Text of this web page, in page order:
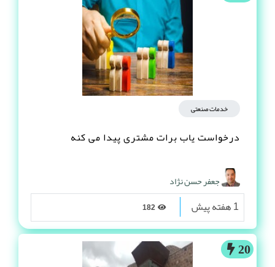
خدمات صنعتی
درخواست یاب برات مشتری پیدا می کنه
جعفر حسن نژاد
1 هفته پیش
20